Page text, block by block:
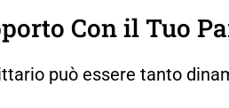
Con il Tuo
può essere tanto